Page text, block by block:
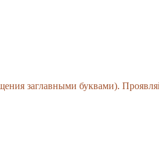
заглавными буквами).